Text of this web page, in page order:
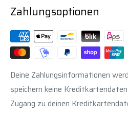
Zahlungsoptionen
Deine Zahlungsinformationen
speichern keine
Zugang zu deinen